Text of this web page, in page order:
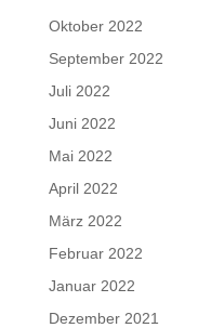
Oktober 2022
September 2022
Juli 2022
Juni 2022
Mai 2022
April 2022
März 2022
Februar 2022
Januar 2022
Dezember 2021